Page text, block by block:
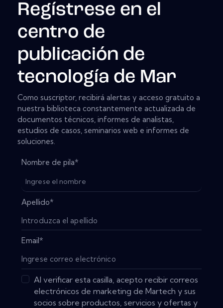
Regístrese en el
centro de
publicación de
tecnología de Mar
Como suscriptor, recibirá alertas y acceso gratuito a
nuestra biblioteca constantemente actualizada de
documentos técnicos, informes de analistas,
estudios de casos, seminarios web e informes de
soluciones.
Nombre de pila*
Apellido*
Email*
Al verificar esta casilla, acepto recibir correos
electrónicos de marketing de Martech y sus
socios sobre productos, servicios y ofertas y